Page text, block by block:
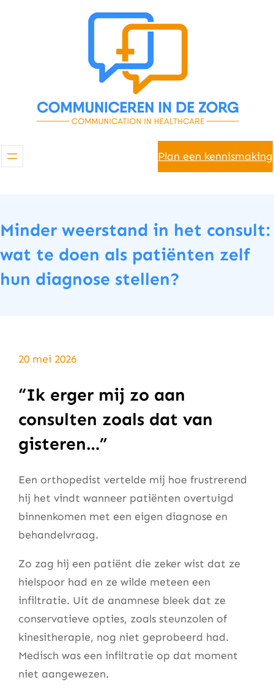
Plan een kennismaking
Minder weerstand in het consult:
wat te doen als patiënten zelf
hun diagnose stellen?
20 mei 2026
“Ik erger mij zo aan
consulten zoals dat van
gisteren…”
Een orthopedist vertelde mij hoe frustrerend
hij het vindt wanneer patiënten overtuigd
binnenkomen met een eigen diagnose en
behandelvraag.
Zo zag hij een patiënt die zeker wist dat ze
hielspoor had en ze wilde meteen een
infiltratie. Uit de anamnese bleek dat ze
conservatieve opties, zoals steunzolen of
kinesitherapie, nog niet geprobeerd had.
Medisch was een infiltratie op dat moment
niet aangewezen.